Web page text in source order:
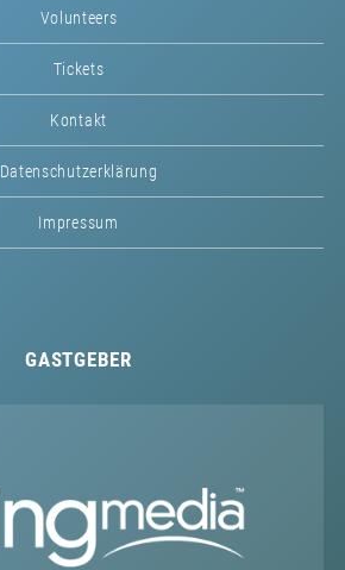
Volunteers
Tickets
Kontakt
Datenschutzerklärung
Impressum
GASTGEBER